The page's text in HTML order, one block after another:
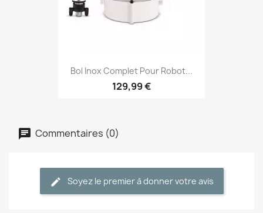
Bol Inox Complet Pour Robot...
129,99 €
Commentaires (0)
Soyez le premier à donner votre avis